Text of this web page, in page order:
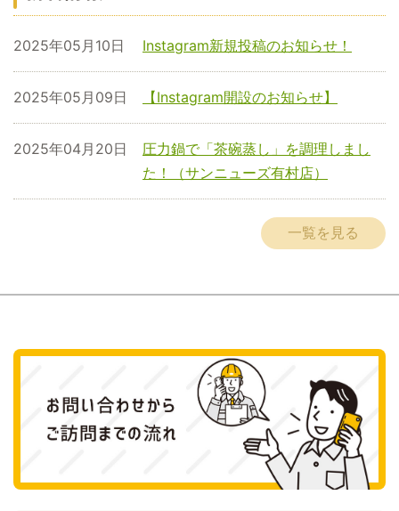
Instagram新規投稿のお知らせ！
2025年05月10日
【Instagram開設のお知らせ】
2025年05月09日
圧力鍋で「茶碗蒸し」を調理しまし
た！（サンニューズ有村店）
2025年04月20日
一覧を見る